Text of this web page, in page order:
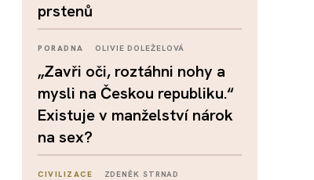
prstenů
PORADNA OLIVIE DOLEŽELOVÁ
„Zavři oči, roztáhni nohy a
mysli na Českou republiku.“
Existuje v manželství nárok
na sex?
CIVILIZACE ZDENĚK STRNAD